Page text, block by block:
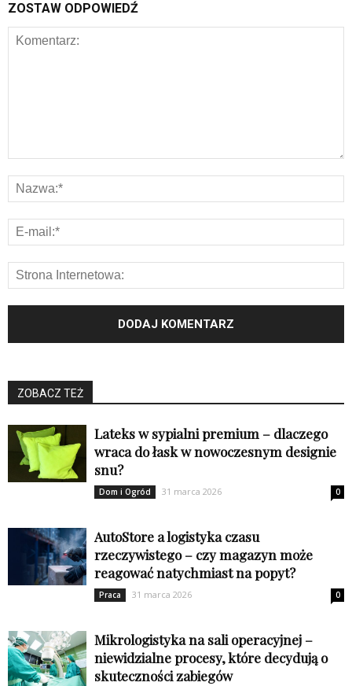
ZOSTAW ODPOWIEDŹ
ZOBACZ TEŻ
Lateks w sypialni premium – dlaczego
wraca do łask w nowoczesnym designie
snu?
Dom i Ogród 31 marca 2026 0
AutoStore a logistyka czasu
rzeczywistego – czy magazyn może
reagować natychmiast na popyt?
Praca 31 marca 2026 0
Mikrologistyka na sali operacyjnej –
niewidzialne procesy, które decydują o
skuteczności zabiegów